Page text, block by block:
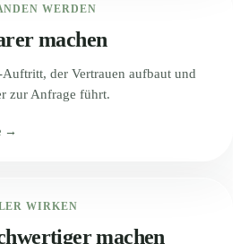
WERDEN
machen
der Vertrauen aufbaut und
zur Anfrage führt.
→
WIRKEN
machen